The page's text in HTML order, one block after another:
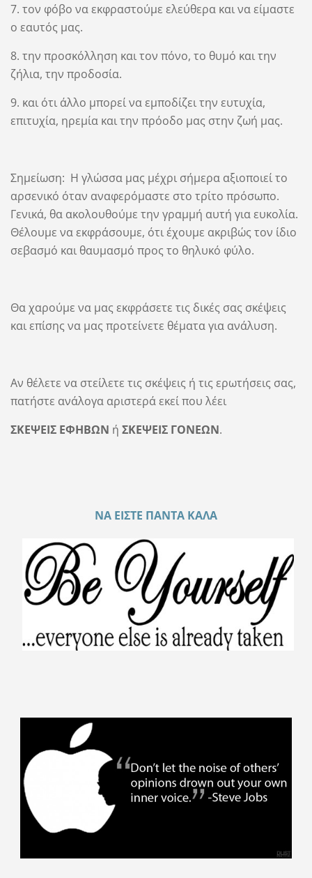
7. τον φόβο να εκφραστούμε ελεύθερα και να είμαστε
ο εαυτός μας.
8. την προσκόλληση και τον πόνο, το θυμό και την
ζήλια, την προδοσία.
9. και ότι άλλο μπορεί να εμποδίζει την ευτυχία,
επιτυχία, ηρεμία και την πρόοδο μας στην ζωή μας.
Σημείωση: Η γλώσσα μας μέχρι σήμερα αξιοποιεί το
αρσενικό όταν αναφερόμαστε στο τρίτο πρόσωπο.
Γενικά, θα ακολουθούμε την γραμμή αυτή για ευκολία.
Θέλουμε να εκφράσουμε, ότι έχουμε ακριβώς τον ίδιο
σεβασμό και θαυμασμό προς το θηλυκό φύλο.
Θα χαρούμε να μας εκφράσετε τις δικές σας σκέψεις
και επίσης να μας προτείνετε θέματα για ανάλυση.
Αν θέλετε να στείλετε τις σκέψεις ή τις ερωτήσεις σας,
πατήστε ανάλογα αριστερά εκεί που λέει
ΣΚΕΨΕΙΣ ΕΦΗΒΩΝ ή ΣΚΕΨΕΙΣ ΓΟΝΕΩΝ.
ΝΑ ΕΙΣΤΕ ΠΑΝΤΑ ΚΑΛΑ